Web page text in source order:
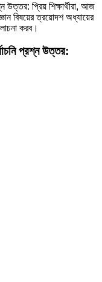
উত্তর: প্রিয় শিক্ষার্থীরা, আজ
বিষয়ের ত্রয়োদশ অধ্যায়ের
করব।
প্রশ্ন উত্তর: